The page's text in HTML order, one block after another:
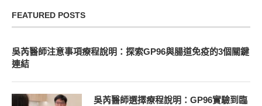
FEATURED POSTS
吳芮醫師注意事項療程說明：探索GP96與腸道免疫的3個關鍵
連結
吳芮醫師選擇療程說明：GP96實驗到臨